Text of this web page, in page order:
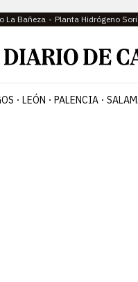
La Bañeza Planta Hidrógeno
LEÓN PALENCIA